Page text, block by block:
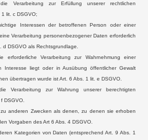
Verarbeitung zur Erfüllung unserer rechtlichen
lit. c DSGVO;
Interessen der betroffenen Person oder einer
Verarbeitung personenbezogener Daten erforderlich
DSGVO als Rechtsgrundlage.
erforderliche Verarbeitung zur Wahrnehmung einer
Interesse liegt oder in Ausübung öffentlicher Gewalt
übertragen wurde ist Art. 6 Abs. 1 lit. e DSGVO.
Verarbeitung zur Wahrung unserer berechtigten
DSGVO.
anderen Zwecken als denen, zu denen sie erhoben
Vorgaben des Art 6 Abs. 4 DSGVO.
Kategorien von Daten (entsprechend Art. 9 Abs. 1